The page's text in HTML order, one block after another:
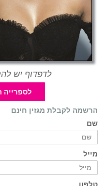
לדפדוף יש
לספרייה
הרשמה לקבלת מגזין חינם
שם
מייל